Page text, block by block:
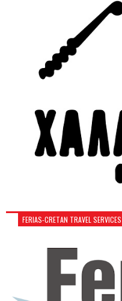
FERIAS-CRETAN TRAVEL SERVICES